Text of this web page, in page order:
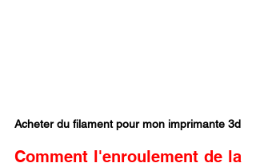
Acheter du filament pour mon imprimante 3d
Comment l'enroulement de la